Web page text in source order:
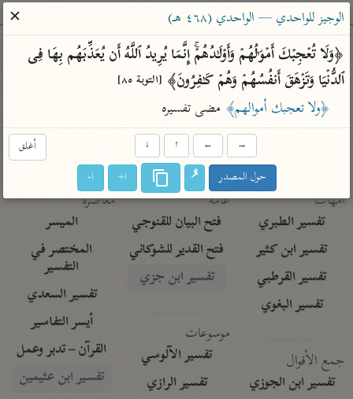
ساهم معنا في نشر القرآن والعلم الشرعي
الباحث القرآني
بحث تفسير علوم
Type 2 or more characters for results.
Type 1 or more
characters for results.
أمّهات
تفسير الطبري
تفسير ابن كثير
تفسير القرطبي
تفسير البغوي
جمع الأقوال
تفسير ابن الجوزي
عامّة
فتح البيان للقنوجي
فتح القدير للشوكاني
تفسير ابن جزي
موسوعات
تفسير الآلوسي
تفسير الرازي
معاصرة
الميسر
المختصر في
التفسير
تفسير السعدي
أيسر التفاسير
القرآن – تدبر وعمل
تفسير ابن عثيمين
الوجيز للواحدي — الواحدي (٤٦٨ هـ)
✕
ٱلدُّنۡیَا وَتَزۡهَقَ أَنفُسُهُمۡ وَهُمۡ كَـٰفِرُونَ﴾ [التوبة ٨٥]
﴿ولا تعجبك أموالهم﴾ مضى تفسيره
أغلق →
←
↑
↓
حول المصدر ا+ ا-